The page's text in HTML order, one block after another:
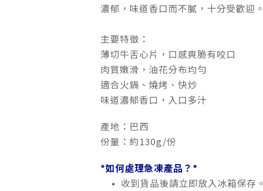
濃郁，味道香口而不膩，十分受歡迎。
主要特徵：
薄切牛舌心片，口感爽脆有咬口
肉質嫩滑，油花分布均勻
適合火鍋、燒烤、快炒
味道濃郁香口，入口多汁
產地：巴西
份量：約130g/份
*如何處理急凍產品？*
收到貨品後請立即放入冰箱保存。